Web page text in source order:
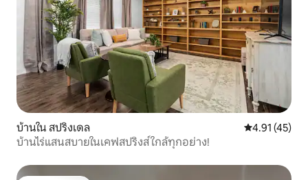
บ้านใน สปริงเดล คะแนนเฉลี่ย
4.91 (45)
บ้านไร่แสนสบายในเคฟสปริงส์ ใกล้ทุกอย่าง!